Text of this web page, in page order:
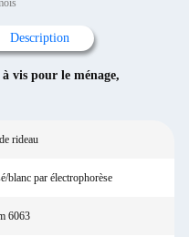
Description
vis pour le ménage,
rideau
blanc par électrophorèse
6063